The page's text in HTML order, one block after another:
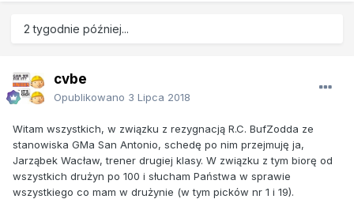
2 tygodnie później...
cvbe
Opublikowano 3 Lipca 2018
Witam wszystkich, w związku z rezygnacją R.C. BufZodda ze
stanowiska GMa San Antonio, schedę po nim przejmuję ja,
Jarząbek Wacław, trener drugiej klasy. W związku z tym biorę od
wszystkich drużyn po 100 i słucham Państwa w sprawie
wszystkiego co mam w drużynie (w tym picków nr 1 i 19).